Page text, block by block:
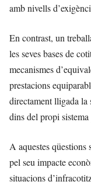
amb nivells
En contrast, un
les seves bases de
mecanismes
prestacions
directament lligada la
dins del propi
A aquestes qüestions
pel seu impacte
situacions